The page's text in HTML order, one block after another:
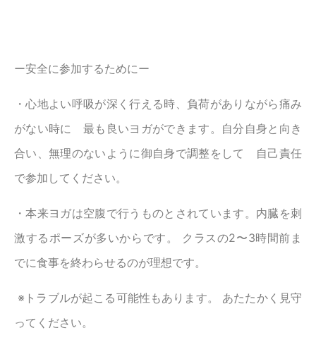
ー安全に参加するためにー
・心地よい呼吸が深く行える時、負荷がありながら痛み
がない時に 最も良いヨガができます。自分自身と向き
合い、無理のないように御自身で調整をして 自己責任
で参加してください。
・本来ヨガは空腹で行うものとされています。内臓を刺
激するポーズが多いからです。 クラスの2〜3時間前ま
でに食事を終わらせるのが理想です。
※トラブルが起こる可能性もあります。 あたたかく見守
ってください。